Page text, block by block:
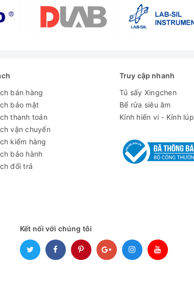
bán hàng
bảo mật
thanh toán
vận chuyển
kiểm hàng
bảo hành
đổi trả
Truy cập nhanh
Tủ sấy Xingchen
Bể rửa siêu âm
Kính hiển vi - Kính lúp
Kết nối với chúng tôi